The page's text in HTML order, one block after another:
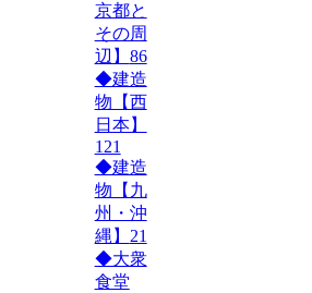
京都と
その周
辺】 86
◆建造
物【西
日本】
121
◆建造
物【九
州・沖
縄】 21
◆大衆
食堂